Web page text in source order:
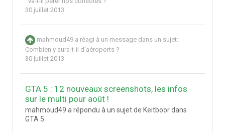
30 juillet 2013
mahmoud49 a réagi à un message dans un sujet:
Combien y aura-t-il d'aéroports ?
30 juillet 2013
GTA 5 : 12 nouveaux screenshots, les infos
sur le multi pour août !
mahmoud49 a répondu à un sujet de Keitboor dans
GTA 5